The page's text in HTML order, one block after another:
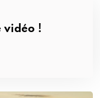
vidéo !